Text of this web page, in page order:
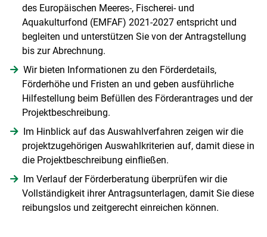
Skip to main content
des Europäischen Meeres-, Fischerei- und
Aquakulturfond (EMFAF) 2021-2027 entspricht und
begleiten und unterstützen Sie von der Antragstellung
bis zur Abrechnung.
Wir bieten Informationen zu den Förderdetails,
Förderhöhe und Fristen an und geben ausführliche
Hilfestellung beim Befüllen des Förderantrages und der
Projektbeschreibung.
Im Hinblick auf das Auswahlverfahren zeigen wir die
projektzugehörigen Auswahlkriterien auf, damit diese in
die Projektbeschreibung einfließen.
Im Verlauf der Förderberatung überprüfen wir die
Vollständigkeit ihrer Antragsunterlagen, damit Sie diese
reibungslos und zeitgerecht einreichen können.